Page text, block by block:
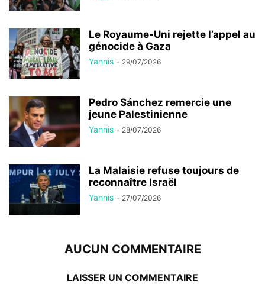
Le Royaume-Uni rejette l’appel au
génocide à Gaza
Yannis - 29/07/2026
Pedro Sánchez remercie une
jeune Palestinienne
Yannis - 28/07/2026
La Malaisie refuse toujours de
reconnaître Israël
Yannis - 27/07/2026
AUCUN COMMENTAIRE
LAISSER UN COMMENTAIRE